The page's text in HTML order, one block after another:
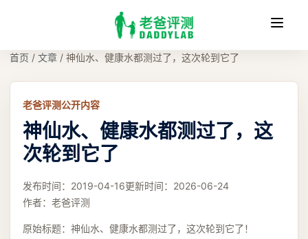
收
首页 / 文章 / 神仙水、健康水都测过了，这次轮到它了
老爸评测公开内容
神仙水、健康水都测过了，这
次轮到它了
发布时间： 2019-04-16更新时间： 2026-06-24
作者： 老爸评测
原始标题： 神仙水、健康水都测过了，这次轮到它了！